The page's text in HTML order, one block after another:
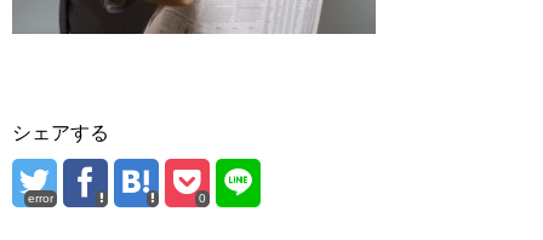
シェアする
error 0